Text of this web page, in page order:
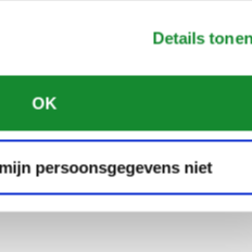
Details
OK
persoonsgegevens niet